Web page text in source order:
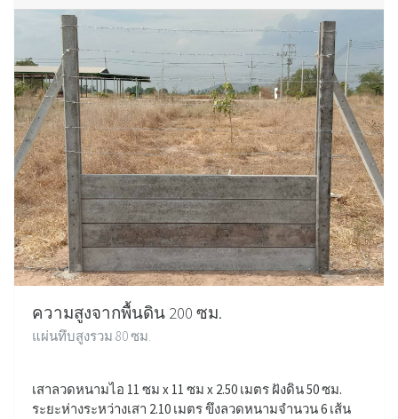
ความสูงจากพื้นดิน 200 ซม.
แผ่นทึบสูงรวม 80 ซม.
เสาลวดหนามไอ 11 ซม x 11 ซม x 2.50 เมตร ฝังดิน 50 ซม.
ระยะห่างระหว่างเสา 2.10 เมตร ขึงลวดหนามจำนวน 6 เส้น